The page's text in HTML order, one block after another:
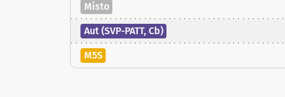
Misto
Aut (SVP-PATT, Cb)
M5S